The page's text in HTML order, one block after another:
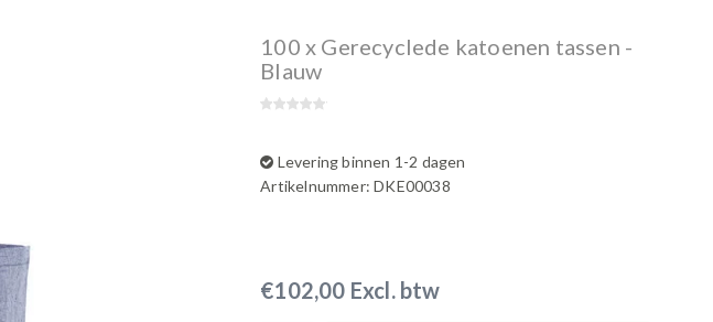
100 x Gerecyclede katoenen tassen -
Blauw
Levering binnen 1-2 dagen
Artikelnummer: DKE00038
€102,00 Excl. btw